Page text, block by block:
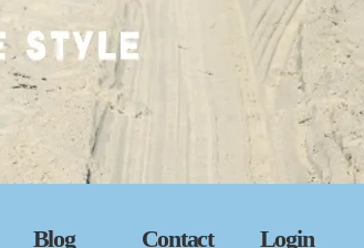
Blog Contact Login